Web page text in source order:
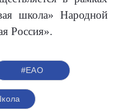
школа» Народной
Россия».
#ЕАО